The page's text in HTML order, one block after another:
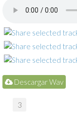
Descargar Wav
3